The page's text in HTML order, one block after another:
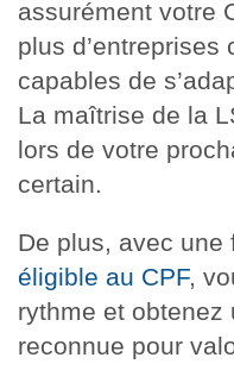
assurément votre
plus d’entreprises
capables de
La maîtrise de la
lors de votre
certain.
De plus, avec une
éligible au CPF,
rythme et obtenez
reconnue pour